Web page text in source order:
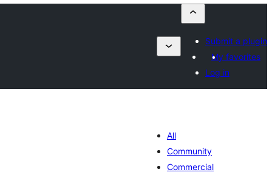
Submit a plugin
My favorites
Log in
All
Community
Commercial